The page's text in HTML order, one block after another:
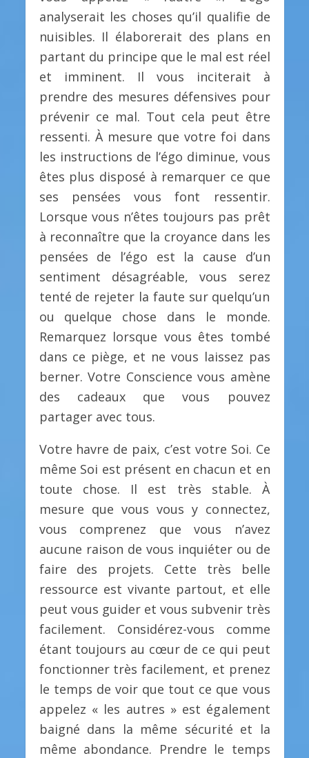
analyserait les choses qu’il qualifie de
nuisibles. Il élaborerait des plans en
partant du principe que le mal est réel
et imminent. Il vous inciterait à
prendre des mesures défensives pour
prévenir ce mal. Tout cela peut être
ressenti. À mesure que votre foi dans
les instructions de l’égo diminue, vous
êtes plus disposé à remarquer ce que
ses pensées vous font ressentir.
Lorsque vous n’êtes toujours pas prêt
à reconnaître que la croyance dans les
pensées de l’égo est la cause d’un
sentiment désagréable, vous serez
tenté de rejeter la faute sur quelqu’un
ou quelque chose dans le monde.
Remarquez lorsque vous êtes tombé
dans ce piège, et ne vous laissez pas
berner. Votre Conscience vous amène
des cadeaux que vous pouvez
partager avec tous.
Votre havre de paix, c’est votre Soi. Ce
même Soi est présent en chacun et en
toute chose. Il est très stable. À
mesure que vous vous y connectez,
vous comprenez que vous n’avez
aucune raison de vous inquiéter ou de
faire des projets. Cette très belle
ressource est vivante partout, et elle
peut vous guider et vous subvenir très
facilement. Considérez-vous comme
étant toujours au cœur de ce qui peut
fonctionner très facilement, et prenez
le temps de voir que tout ce que vous
appelez « les autres » est également
baigné dans la même sécurité et la
même abondance. Prendre le temps